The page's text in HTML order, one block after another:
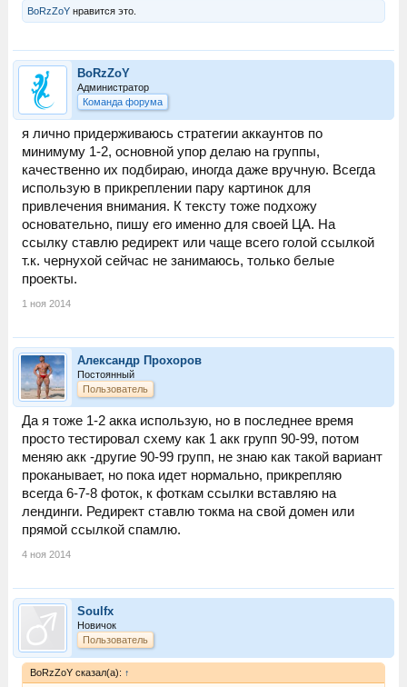
BoRzZoY нравится это.
BoRzZoY
Администратор
Команда форума
я лично придерживаюсь стратегии аккаунтов по
минимуму 1-2, основной упор делаю на группы,
качественно их подбираю, иногда даже вручную. Всегда
использую в прикреплении пару картинок для
привлечения внимания. К тексту тоже подхожу
основательно, пишу его именно для своей ЦА. На
ссылку ставлю редирект или чаще всего голой ссылкой
т.к. чернухой сейчас не занимаюсь, только белые
проекты.
1 ноя 2014
Александр Прохоров
Постоянный
Пользователь
Да я тоже 1-2 акка использую, но в последнее время
просто тестировал схему как 1 акк групп 90-99, потом
меняю акк -другие 90-99 групп, не знаю как такой вариант
проканывает, но пока идет нормально, прикрепляю
всегда 6-7-8 фоток, к фоткам ссылки вставляю на
лендинги. Редирект ставлю токма на свой домен или
прямой ссылкой спамлю.
4 ноя 2014
Soulfx
Новичок
Пользователь
BoRzZoY сказал(а): ↑